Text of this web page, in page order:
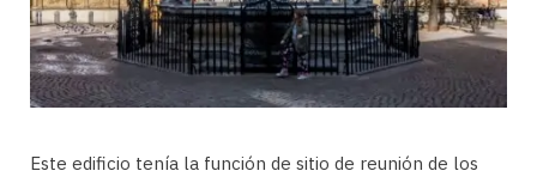
Este edificio tenía la función de sitio de reunión de los